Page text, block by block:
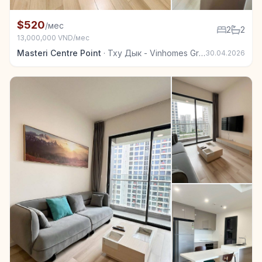
Квартира в аренду в Тху Дык - Vinhomes Grand
$520/мес
13,000,000 VND/мес
2 2
Masteri Centre Point · Тху Дык - Vinhomes Grand Park 30.04.2026